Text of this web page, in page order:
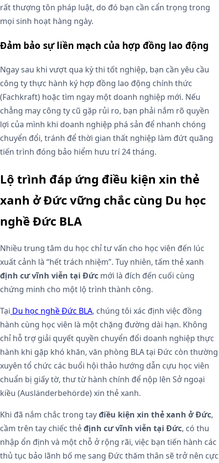
rất thượng tôn pháp luật, do đó bạn cần cẩn trọng trong
mọi sinh hoạt hàng ngày.
Đảm bảo sự liền mạch của hợp đồng lao động
Ngay sau khi vượt qua kỳ thi tốt nghiệp, bạn cần yêu cầu
công ty thực hành ký hợp đồng lao động chính thức
(Fachkraft) hoặc tìm ngay một doanh nghiệp mới. Nếu
chẳng may công ty cũ gặp rủi ro, bạn phải nắm rõ quyền
lợi của mình khi doanh nghiệp phá sản để nhanh chóng
chuyển đổi, tránh để thời gian thất nghiệp làm đứt quãng
tiến trình đóng bảo hiểm hưu trí 24 tháng.
Lộ trình đáp ứng điều kiện xin thẻ
xanh ở Đức vững chắc cùng Du học
nghề Đức BLA
Nhiều trung tâm du học chỉ tư vấn cho học viên đến lúc
xuất cảnh là “hết trách nhiệm”. Tuy nhiên, tấm thẻ xanh
định cư vĩnh viễn tại Đức mới là đích đến cuối cùng
chứng minh cho một lộ trình thành công.
Tại Du học nghề Đức BLA, chúng tôi xác định việc đồng
hành cùng học viên là một chặng đường dài hạn. Không
chỉ hỗ trợ giải quyết quyền chuyển đổi doanh nghiệp thực
hành khi gặp khó khăn, văn phòng BLA tại Đức còn thường
xuyên tổ chức các buổi hội thảo hướng dẫn cựu học viên
chuẩn bị giấy tờ, thư từ hành chính để nộp lên Sở ngoại
kiều (Ausländerbehörde) xin thẻ xanh.
Khi đã nắm chắc trong tayđiều kiện xin thẻ xanh ở Đức,
cầm trên tay chiếc thẻđịnh cư vĩnh viễn tại Đức, có thu
nhập ổn định và một chỗ ở rộng rãi, việc bạn tiến hành các
thủ tục bảo lãnh bố mẹ sang Đức thăm thân sẽ trở nên cực